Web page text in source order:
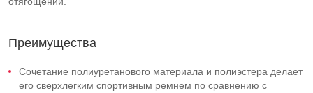
Преимущества
Сочетание полиуретанового материала и полиэстера делает
его сверхлегким спортивным ремнем по сравнению с